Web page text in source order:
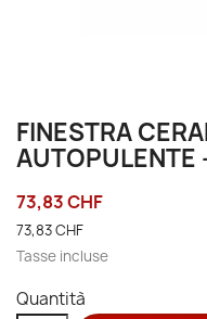
FINESTRA
AUTOPULENTE
73,83 CHF
73,83 CHF
Tasse incluse
Quantità